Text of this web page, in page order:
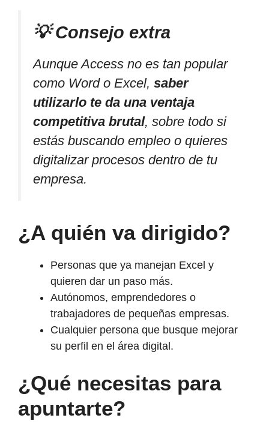
💡 Consejo extra
Aunque Access no es tan popular
como Word o Excel, saber
utilizarlo te da una ventaja
competitiva brutal, sobre todo si
estás buscando empleo o quieres
digitalizar procesos dentro de tu
empresa.
¿A quién va dirigido?
Personas que ya manejan Excel y
quieren dar un paso más.
Autónomos, emprendedores o
trabajadores de pequeñas empresas.
Cualquier persona que busque mejorar
su perfil en el área digital.
¿Qué necesitas para
apuntarte?